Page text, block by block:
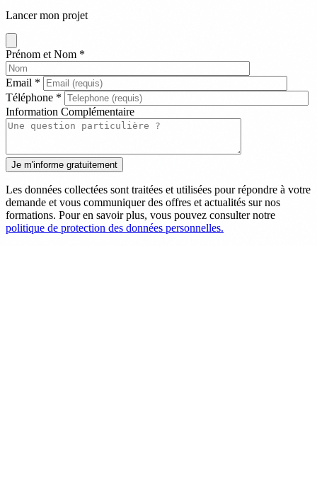
Lancer mon projet
Prénom et Nom *
Email *
Téléphone *
Information Complémentaire
Les données collectées sont traitées et utilisées pour répondre à votre
demande et vous communiquer des offres et actualités sur nos
formations. Pour en savoir plus, vous pouvez consulter notre
politique de protection des données personnelles.